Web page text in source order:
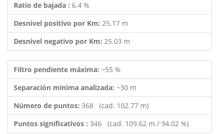
Ratio de bajada : 6.4 %
Desnivel positivo por Km: 25.17 m
Desnivel negativo por Km: 25.03 m
Filtro pendiente máxima: ~55 %
Separación minima analizada: ~30 m
Número de puntos: 368 (cad. 102.77 m)
Puntos significativos : 346 (cad. 109.62 m / 94.02 %)